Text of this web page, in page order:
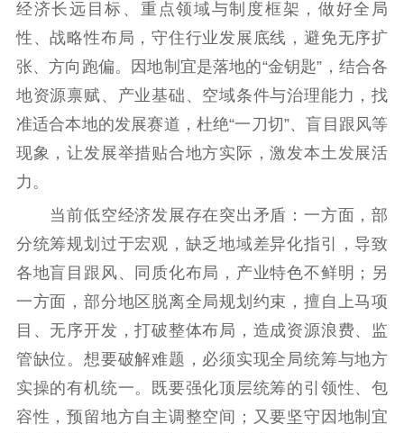
经济长远目标、重点领域与制度框架，做好全局
性、战略性布局，守住行业发展底线，避免无序扩
张、方向跑偏。因地制宜是落地的“金钥匙”，结合各
地资源禀赋、产业基础、空域条件与治理能力，找
准适合本地的发展赛道，杜绝“一刀切”、盲目跟风等
现象，让发展举措贴合地方实际，激发本土发展活
力。
当前低空经济发展存在突出矛盾：一方面，部
分统筹规划过于宏观，缺乏地域差异化指引，导致
各地盲目跟风、同质化布局，产业特色不鲜明；另
一方面，部分地区脱离全局规划约束，擅自上马项
目、无序开发，打破整体布局，造成资源浪费、监
管缺位。想要破解难题，必须实现全局统筹与地方
实操的有机统一。既要强化顶层统筹的引领性、包
容性，预留地方自主调整空间；又要坚守因地制宜